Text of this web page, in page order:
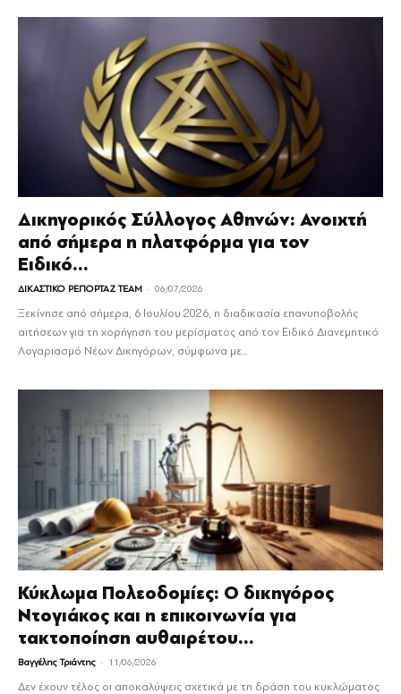
Δικηγορικός Σύλλογος Αθηνών: Ανοιχτή
από σήμερα η πλατφόρμα για τον
Ειδικό...
ΔΙΚΑΣΤΙΚΟ ΡΕΠΟΡΤΑΖ TEAM - 06/07/2026
Ξεκίνησε από σήμερα, 6 Ιουλίου 2026, η διαδικασία επανυποβολής
αιτήσεων για τη χορήγηση του μερίσματος από τον Ειδικό Διανεμητικό
Λογαριασμό Νέων Δικηγόρων, σύμφωνα με...
Κύκλωμα Πολεοδομίες: Ο δικηγόρος
Ντογιάκος και η επικοινωνία για
τακτοποίηση αυθαιρέτου...
Βαγγέλης Τριάντης - 11/06/2026
Δεν έχουν τέλος οι αποκαλύψεις σχετικά με τη δράση του κυκλώματος